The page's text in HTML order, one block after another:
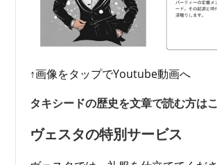
↑画像をタップでYoutube動画へ
タキシードの歴史を文章で読む方は
ヴェスタの特別サービス